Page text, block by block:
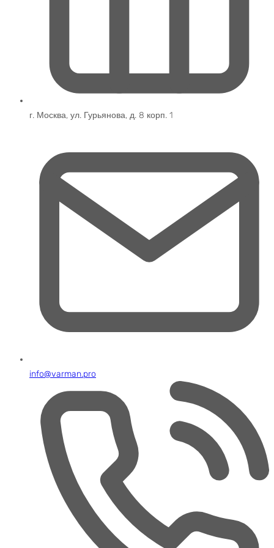
г. Москва, ул. Гурьянова, д. 8 корп. 1
info@varman.pro